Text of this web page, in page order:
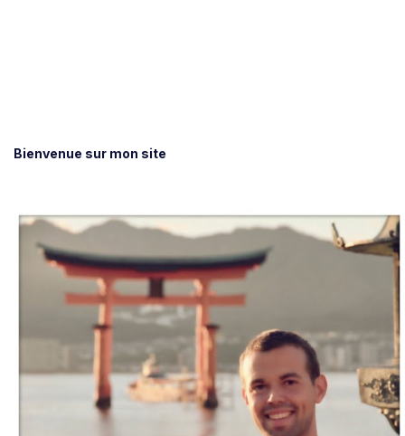
Bienvenue sur mon site